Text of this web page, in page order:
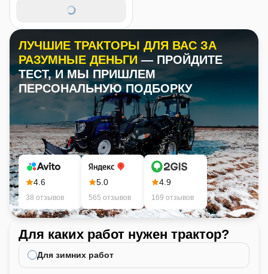
ЛУЧШИЕ ТРАКТОРЫ ДЛЯ ВАС ЗА
РАЗУМНЫЕ ДЕНЬГИ — ПРОЙДИТЕ
ТЕСТ, И МЫ ПРИШЛЕМ
ПЕРСОНАЛЬНУЮ ПОДБОРКУ
4.6
38 отзывов
5.0
565 отзывов
4.9
169 отзывов
Для каких работ нужен трактор?
Для зимних работ